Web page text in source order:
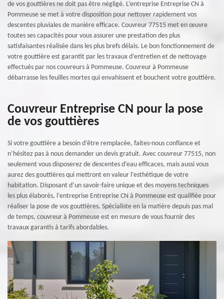
de vos gouttières ne doit pas être négligé. L’entreprise Entreprise CN à
Pommeuse se met à votre disposition pour nettoyer rapidement vos
descentes pluviales de manière efficace. Couvreur 77515 met en œuvre
toutes ses capacités pour vous assurer une prestation des plus
satisfaisantes réalisée dans les plus brefs délais. Le bon fonctionnement de
votre gouttière est garantit par les travaux d’entretien et de nettoyage
effectués par nos couvreurs à Pommeuse. Couvreur à Pommeuse
débarrasse les feuilles mortes qui envahissent et bouchent votre gouttière.
Couvreur Entreprise CN pour la pose
de vos gouttières
Si votre gouttière a besoin d’être remplacée, faites-nous confiance et
n’hésitez pas à nous demander un devis gratuit. Avec couvreur 77515, non
seulement vous disposerez de descentes d’eau efficaces, mais aussi vous
aurez des gouttières qui mettront en valeur l’esthétique de votre
habitation. Disposant d’un savoir-faire unique et des moyens techniques
les plus élaborés, l’entreprise Entreprise CN à Pommeuse est qualifiée pour
réaliser la pose de vos gouttières. Spécialiste en la matière depuis pas mal
de temps, couvreur à Pommeuse est en mesure de vous fournir des
travaux garantis à tarifs abordables.